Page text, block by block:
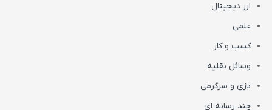
ارز دیجیتال
علمی
کسب و کار
وسائل نقلیه
بازی و سرگرمی
چند رسانه ای